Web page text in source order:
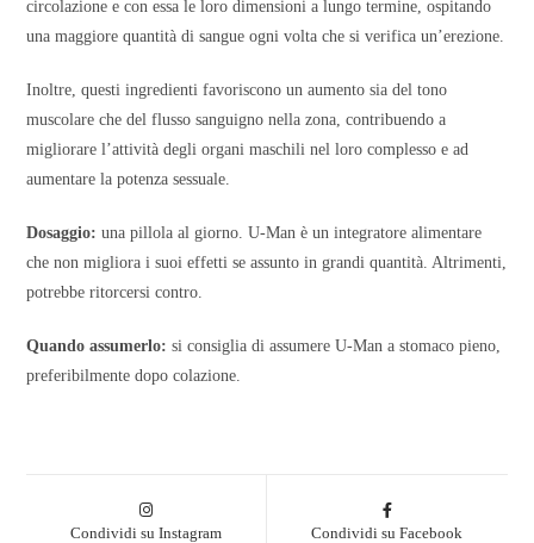
circolazione e con essa le loro dimensioni a lungo termine, ospitando
una maggiore quantità di sangue ogni volta che si verifica un’erezione.
Inoltre, questi ingredienti favoriscono un aumento sia del tono
muscolare che del flusso sanguigno nella zona, contribuendo a
migliorare l’attività degli organi maschili nel loro complesso e ad
aumentare la potenza sessuale.
Dosaggio: una pillola al giorno. U-Man è un integratore alimentare
che non migliora i suoi effetti se assunto in grandi quantità. Altrimenti,
potrebbe ritorcersi contro.
Quando assumerlo: si consiglia di assumere U-Man a stomaco pieno,
preferibilmente dopo colazione.
Condividi su Instagram Condividi su Facebook